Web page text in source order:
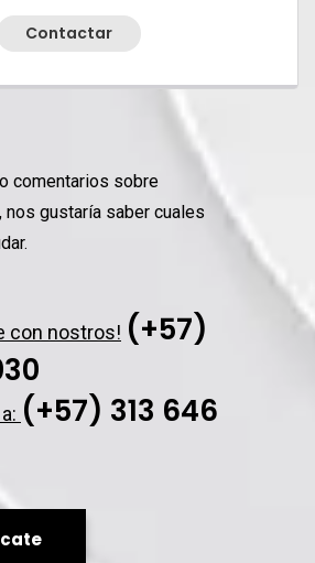
Contactar
comentarios sobre
gustaría saber cuales
con nostros! (+57)
(+57) 313 646